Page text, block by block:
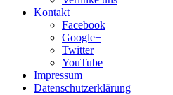
Kontakt
Facebook
Google+
Twitter
YouTube
Impressum
Datenschutzerklärung